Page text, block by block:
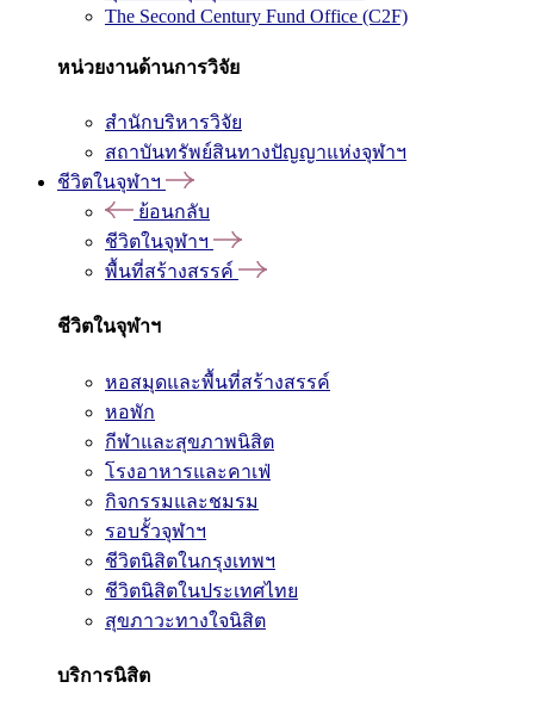
The Second Century Fund Office (C2F)
หน่วยงานด้านการวิจัย
สำนักบริหารวิจัย
สถาบันทรัพย์สินทางปัญญาแห่งจุฬาฯ
ชีวิตในจุฬาฯ
ย้อนกลับ
ชีวิตในจุฬาฯ
พื้นที่สร้างสรรค์
ชีวิตในจุฬาฯ
หอสมุดและพื้นที่สร้างสรรค์
หอพัก
กีฬาและสุขภาพนิสิต
โรงอาหารและคาเฟ่
กิจกรรมและชมรม
รอบรั้วจุฬาฯ
ชีวิตนิสิตในกรุงเทพฯ
ชีวิตนิสิตในประเทศไทย
สุขภาวะทางใจนิสิต
บริการนิสิต